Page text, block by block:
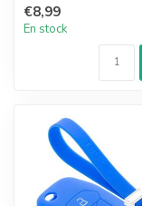
€8,99
En stock